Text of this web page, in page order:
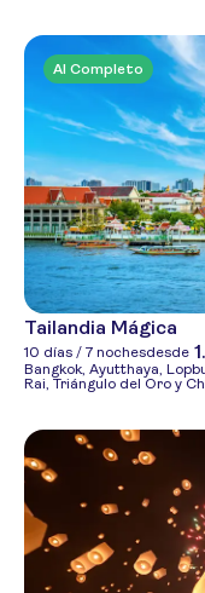
Al Completo
Tailandia Mágica
10 días / 7 nochesdesde
Bangkok, Ayutthaya,
Rai, Triángulo del Oro y